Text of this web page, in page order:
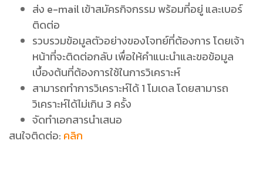
ส่ง e-mail เข้าสมัครกิจกรรม พร้อมที่อยู่ และเบอร์
ติดต่อ
รวบรวมข้อมูลตัวอย่างของโจทย์ที่ต้องการ โดยเจ้า
หน้าที่จะติดต่อกลับ เพื่อให้คำแนะนำและขอข้อมูล
เบื้องต้นที่ต้องการใช้ในการวิเคราะห์
สามารถทำการวิเคราะห์ได้ 1 โมเดล โดยสามารถ
วิเคราะห์ได้ไม่เกิน 3 ครั้ง
จัดทำเอกสารนำเสนอ
สนใจติดต่อ: คลิก